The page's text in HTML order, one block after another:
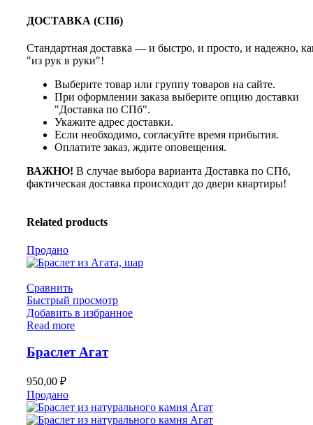
ДОСТАВКА (СПб)
Стандартная доставка — и быстро, и просто, и надежно,
"из рук в руки"!
Выберите товар или группу товаров на сайте.
При оформлении заказа выберите опцию доставки
"Доставка по СПб".
Укажите адрес доставки.
Если необходимо, согласуйте время прибытия.
Оплатите заказ, ждите оповещения.
ВАЖНО! В случае выбора варианта Доставка по СПб,
фактическая доставка происходит до двери квартиры!
Related products
Продано
Сравнить
Быстрый просмотр
Добавить в избранное
Read more
Браслет Агат
950,00 ₽
Продано